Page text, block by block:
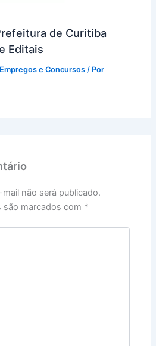
de Curitiba
Editais
Empregos e Concursos / Por
não será publicado.
marcados com *